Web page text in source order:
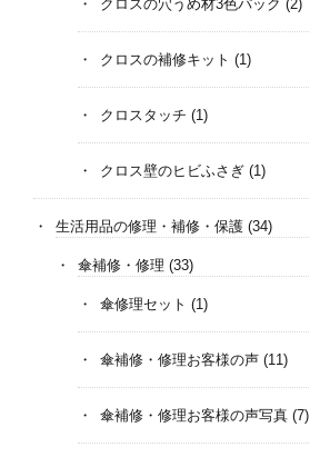
クロスの穴うめ材3色パック (2)
クロスの補修キット (1)
クロスタッチ (1)
クロス壁のヒビふさぎ (1)
生活用品の修理・補修・保護 (34)
傘補修・修理 (33)
傘修理セット (1)
傘補修・修理お客様の声 (11)
傘補修・修理お客様の声写真 (7)